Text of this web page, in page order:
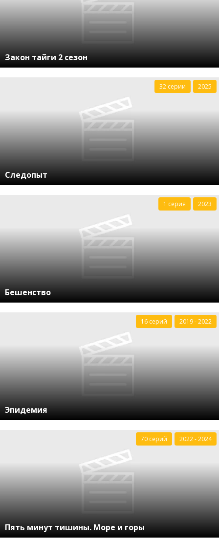
Закон тайги 2 сезон
Следопыт
32 серии 2025
Бешенство
1 серия 2023
Эпидемия
16 серий 2019 - 2022
Пять минут тишины. Море и горы
70 серий 2022 - 2024